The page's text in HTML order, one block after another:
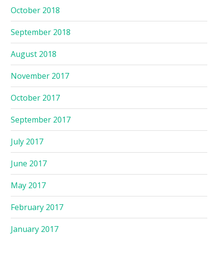
October 2018
September 2018
August 2018
November 2017
October 2017
September 2017
July 2017
June 2017
May 2017
February 2017
January 2017